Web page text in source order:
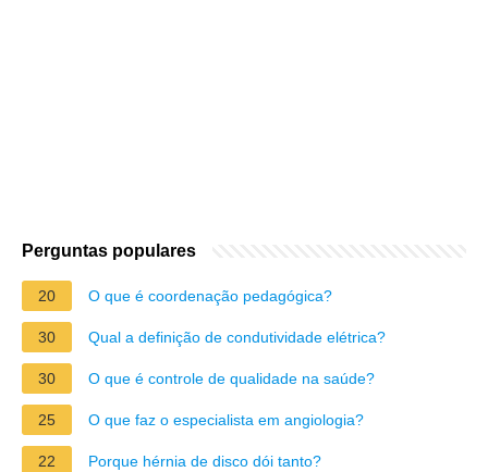
Perguntas populares
20 O que é coordenação pedagógica?
30 Qual a definição de condutividade elétrica?
30 O que é controle de qualidade na saúde?
25 O que faz o especialista em angiologia?
22 Porque hérnia de disco dói tanto?